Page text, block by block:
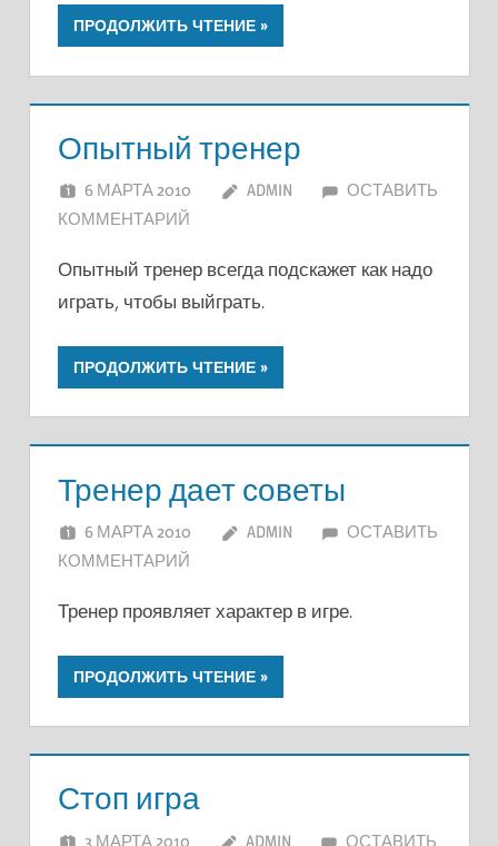
ПРОДОЛЖИТЬ ЧТЕНИЕ
Опытный тренер
6 МАРТА 2010 ADMIN
ОСТАВИТЬ
КОММЕНТАРИЙ
Опытный тренер всегда подскажет как надо
играть, чтобы выйграть.
ПРОДОЛЖИТЬ ЧТЕНИЕ
Тренер дает советы
6 МАРТА 2010 ADMIN
ОСТАВИТЬ
КОММЕНТАРИЙ
Тренер проявляет характер в игре.
ПРОДОЛЖИТЬ ЧТЕНИЕ
Стоп игра
3 МАРТА 2010 ADMIN ОСТАВИТЬ